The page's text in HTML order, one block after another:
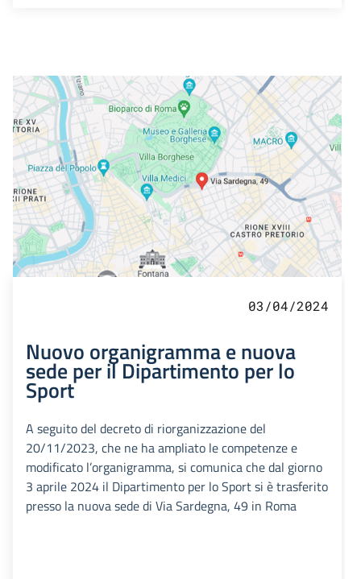
03/04/2024
Nuovo organigramma e nuova
sede per il Dipartimento per lo
Sport
A seguito del decreto di riorganizzazione del
20/11/2023, che ne ha ampliato le competenze e
modificato l’organigramma, si comunica che dal giorno
3 aprile 2024 il Dipartimento per lo Sport si è trasferito
presso la nuova sede di Via Sardegna, 49 in Roma